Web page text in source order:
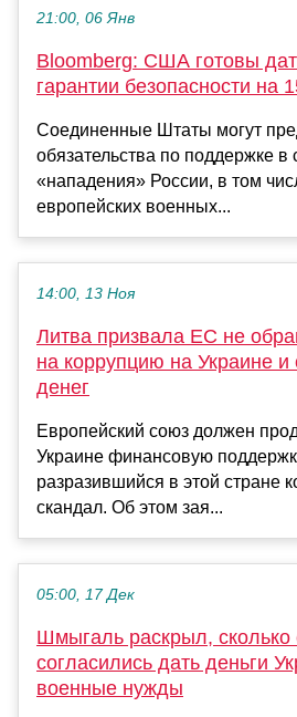
21:00, 06 Янв
Bloomberg: США готовы
гарантии безопасности на
Соединенные Штаты могут
обязательства по поддержке в
«нападения» России, в том
европейских военных...
14:00, 13 Ноя
Литва призвала ЕС не
на коррупцию на Украине и
денег
Европейский союз должен
Украине финансовую
разразившийся в этой стране
скандал. Об этом зая...
05:00, 17 Дек
Шмыгаль раскрыл, сколько
согласились дать деньги
военные нужды